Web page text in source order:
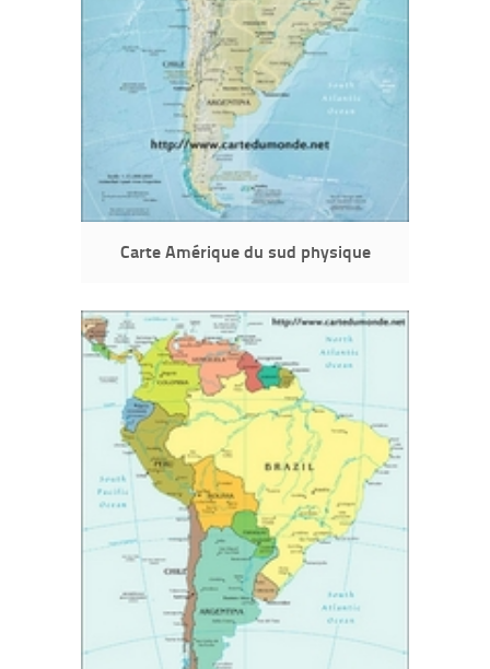
Carte Amérique du sud physique